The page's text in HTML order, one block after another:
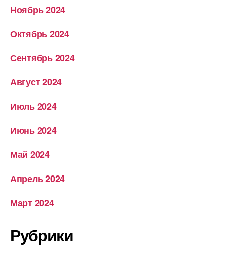
Ноябрь 2024
Октябрь 2024
Сентябрь 2024
Август 2024
Июль 2024
Июнь 2024
Май 2024
Апрель 2024
Март 2024
Рубрики